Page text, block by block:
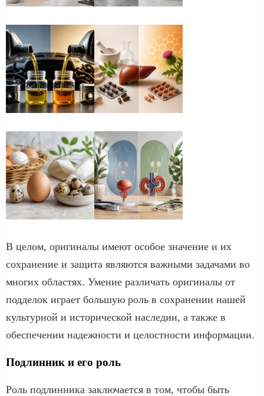
В целом, оригиналы имеют особое значение и их
сохранение и защита являются важными задачами во
многих областях. Умение различать оригиналы от
подделок играет большую роль в сохранении нашей
культурной и исторической наследии, а также в
обеспечении надежности и целостности информации.
Подлинник и его роль
Роль подлинника заключается в том, чтобы быть